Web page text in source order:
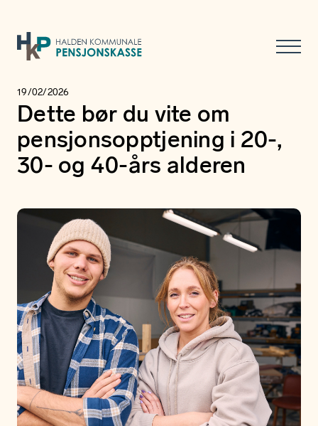
19/02/2026
Dette bør du vite om
pensjonsopptjening i 20-,
30- og 40-års alderen